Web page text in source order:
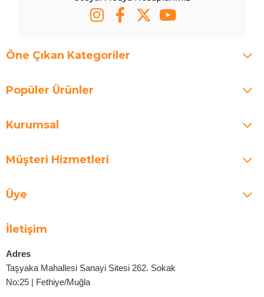
Öne Çıkan Kategoriler
Popüler Ürünler
Kurumsal
Müşteri Hizmetleri
Üye
İletişim
Adres
Taşyaka Mahallesi Sanayi Sitesi 262. Sokak
No:25 | Fethiye/Muğla